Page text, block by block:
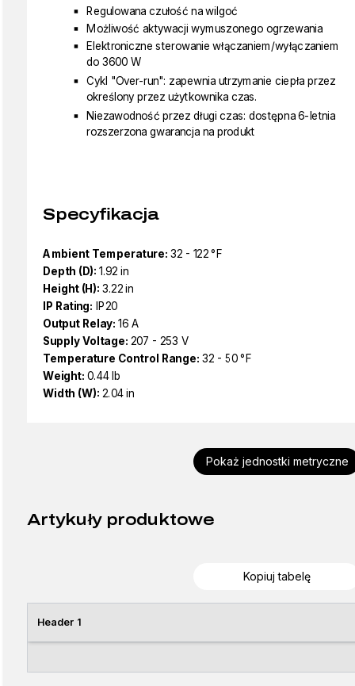
Regulowana czułość na wilgoć
Możliwość aktywacji wymuszonego ogrzewania
Elektroniczne sterowanie włączaniem/wyłączaniem
do 3600 W
Cykl "Over-run": zapewnia utrzymanie ciepła przez
określony przez użytkownika czas.
Niezawodność przez długi czas: dostępna 6-letnia
rozszerzona gwarancja na produkt
Specyfikacja
Ambient Temperature: 32 - 122 °F
Depth (D): 1.92 in
Height (H): 3.22 in
IP Rating: IP20
Output Relay: 16 A
Supply Voltage: 207 - 253 V
Temperature Control Range: 32 - 50 °F
Weight: 0.44 lb
Width (W): 2.04 in
Pokaż jednostki metryczne
Artykuły produktowe
Kopiuj tabelę
Header 1